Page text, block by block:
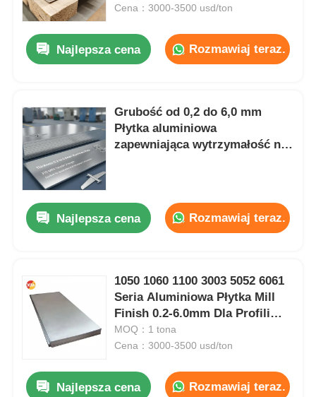
niestandardowy rozmiar, cięta
wysyłka w kontenerach
masowych
Cena：3000-3500 usd/ton
Najlepsza cena Rozmawiaj teraz.
Grubość od 0,2 do 6,0 mm
Płytka aluminiowa
zapewniająca wytrzymałość na
Najlepsza cena
Rozmawiaj teraz.
1050 1060 1100 3003 5052 6061
Seria Aluminiowa Płytka Mill
Finish 0.2-6.0mm Dla Profili
Budowlanych Samochodowych
Marynarki Powietrznej i
MOQ：1 tona
Cena：3000-3500 usd/ton
Najlepsza cena Rozmawiaj teraz.